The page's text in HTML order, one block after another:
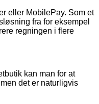
eller MobilePay. Som et
fra for eksempel
regningen i flere
kan man for at
det er naturligvis